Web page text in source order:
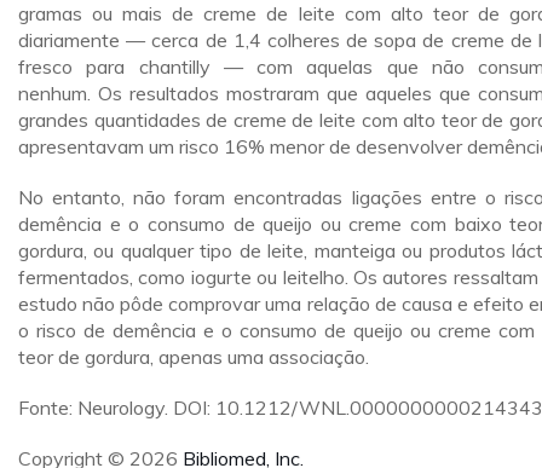
gramas ou mais de creme de leite com alto teor de
diariamente — cerca de 1,4 colheres de sopa de creme de
fresco para chantilly — com aquelas que não
nenhum. Os resultados mostraram que aqueles que
grandes quantidades de creme de leite com alto teor de
apresentavam um risco 16% menor de desenvolver
No entanto, não foram encontradas ligações entre o
demência e o consumo de queijo ou creme com baixo
gordura, ou qualquer tipo de leite, manteiga ou produtos
fermentados, como iogurte ou leitelho. Os autores ressaltam
estudo não pôde comprovar uma relação de causa e efeito
o risco de demência e o consumo de queijo ou creme com
teor de gordura, apenas uma associação.
Fonte: Neurology. DOI: 10.1212/
Copyright © 2026 Bibliomed, Inc.